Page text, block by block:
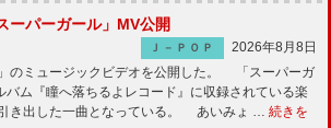
ーパーガール」MV公開
Ｊ－ＰＯＰ
2026年8月8日
のミュージックビデオを公開した。 「スーパーガ
ム『瞳へ落ちるよレコード』に収録されている楽
き出した一曲となっている。 あいみょ … 続きを